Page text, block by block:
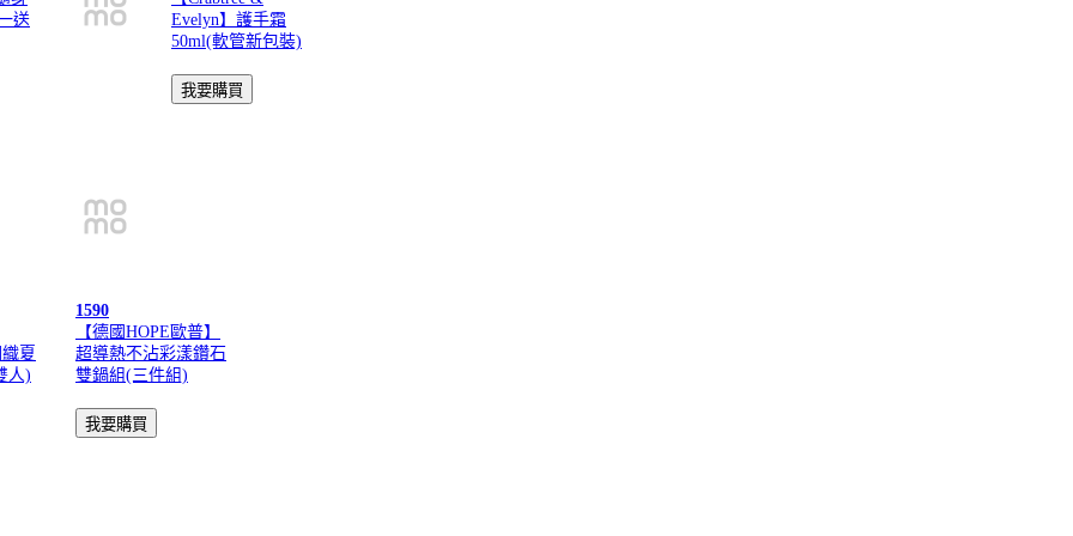
送
Evelyn】護手霜
50ml(軟管新包裝)
夏
人)
1590
【德國HOPE歐普】
超導熱不沾彩漾鑽石
雙鍋組(三件組)